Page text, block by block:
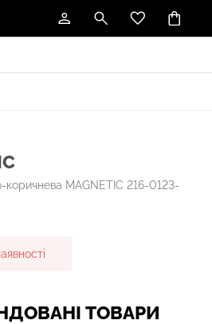
MAGNETIC 216-0123-
ТОВАРИ